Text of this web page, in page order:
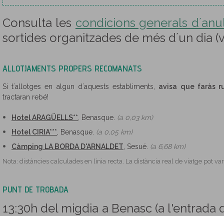
Consulta les condicions generals
sortides organitzades de més d´un dia
ALLOTJAMENTS PROPERS RECOMANATS
Si t´allotges en algun d´aquests establiments, avisa que faràs
tractaran rebé!
Hotel ARAGÜELLS** , Benasque. (a 0,03 km)
Hotel CIRIA*** , Benasque. (a 0,05 km)
Càmping LA BORDA D'ARNALDET , Sesué. (a 6,68 km)
Nota: distàncies calculades en línia recta. La distància real de viatge pot
PUNT DE TROBADA
13:30h del migdia a Benasc (a